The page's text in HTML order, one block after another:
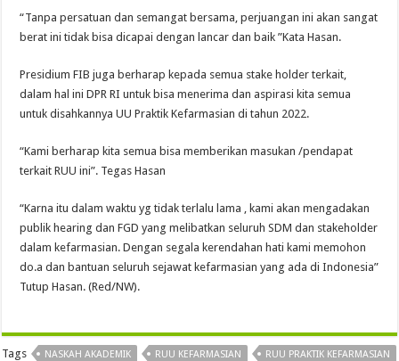
“Tanpa persatuan dan semangat bersama, perjuangan ini akan sangat
berat ini tidak bisa dicapai dengan lancar dan baik ”Kata Hasan.
Presidium FIB juga berharap kepada semua stake holder terkait,
dalam hal ini DPR RI untuk bisa menerima dan aspirasi kita semua
untuk disahkannya UU Praktik Kefarmasian di tahun 2022.
“Kami berharap kita semua bisa memberikan masukan /pendapat
terkait RUU ini”. Tegas Hasan
“Karna itu dalam waktu yg tidak terlalu lama , kami akan mengadakan
publik hearing dan FGD yang melibatkan seluruh SDM dan stakeholder
dalam kefarmasian. Dengan segala kerendahan hati kami memohon
do.a dan bantuan seluruh sejawat kefarmasian yang ada di Indonesia”
Tutup Hasan. (Red/NW).
Tags NASKAH AKADEMIK RUU KEFARMASIAN RUU PRAKTIK KEFARMASIAN